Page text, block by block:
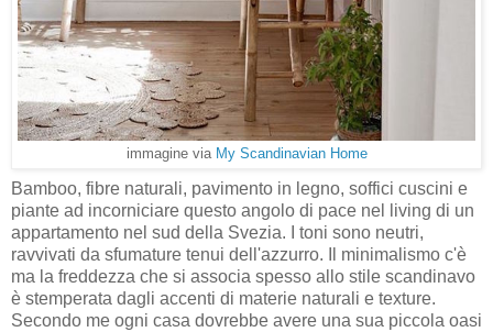
immagine via My Scandinavian Home
Bamboo, fibre naturali, pavimento in legno, soffici cuscini e
piante ad incorniciare questo angolo di pace nel living di un
appartamento nel sud della Svezia. I toni sono neutri,
ravvivati da sfumature tenui dell'azzurro. Il minimalismo c'è
ma la freddezza che si associa spesso allo stile scandinavo
è stemperata dagli accenti di materie naturali e texture.
Secondo me ogni casa dovrebbe avere una sua piccola oasi